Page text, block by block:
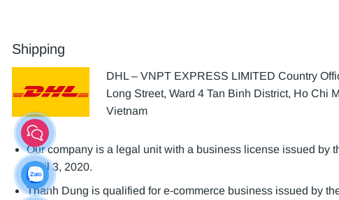
Shipping
DHL – VNPT EXPRESS LIMITED Country
Long Street, Ward 4 Tan Binh District, Ho Chi
Vietnam
Our company is a legal unit with a business license issued by
April 3, 2020.
Thanh Dung is qualified for e-commerce business issued by